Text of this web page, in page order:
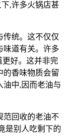
,许多火锅店甚
统。这不仅仅
味道有关。许多
更好。这并非完
香味物质会留
油中,因而老油与
回收的老油不
是别人吃剩下的